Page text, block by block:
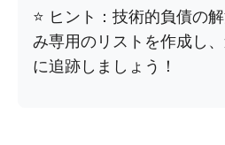
⭐️ ヒント：技術的負債の
み専用のリストを作成し
に追跡しましょう！